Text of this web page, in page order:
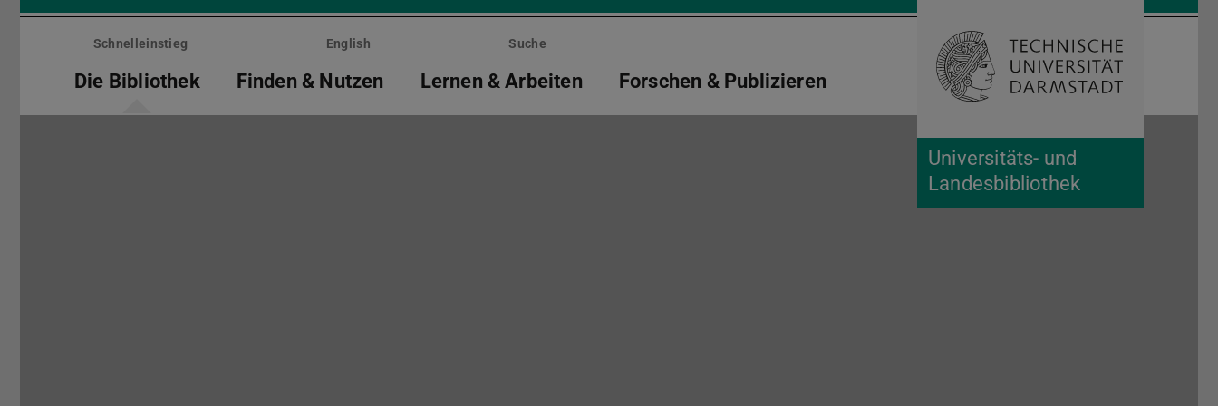
Menü
überspringen
Universitäts- und
Landesbibliothek
Schnelleinstieg English Suche
Die Bibliothek Finden & Nutzen Lernen & Arbeiten Forschen & Publizieren Suche öffnen